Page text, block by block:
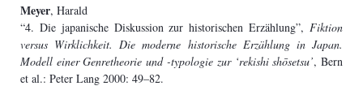
Meyer, Harald
“4. Die japanische Diskussion zur historischen Erzählung”,Fiktion
versus Wirklichkeit. Die moderne historische Erzählung inJapan.
Modell einer Genretheorie und -typologie zur ‘rekishi shōsetsu’, Bern
et al.: Peter Lang 2000: 49–82.